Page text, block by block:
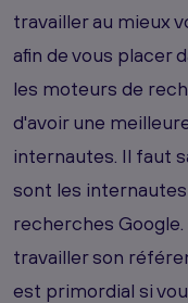
travailler au mieux
afin de vous placer
les moteurs de
d'avoir une
internautes. Il faut
sont les
recherches
travailler son
est primordial si